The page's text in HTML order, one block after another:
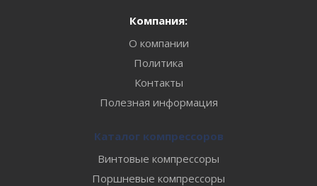
Компания:
О компании
Политика
Контакты
Полезная информация
Каталог компрессоров
Винтовые компрессоры
Поршневые компрессоры